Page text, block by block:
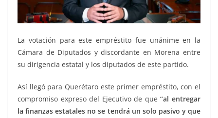
La votación para este empréstito fue unánime en la
Cámara de Diputados y discordante en Morena entre
su dirigencia estatal y los diputados de este partido.
Así llegó para Querétaro este primer empréstito, con el
compromiso expreso del Ejecutivo de que “al entregar
la finanzas estatales no se tendrá un solo pasivo y que